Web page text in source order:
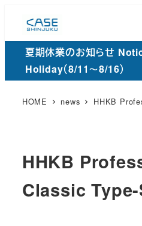
ン
夏期休業のお知らせ
Holiday（8/11～8/16）
HOME news HHKB
HHKB
Classic